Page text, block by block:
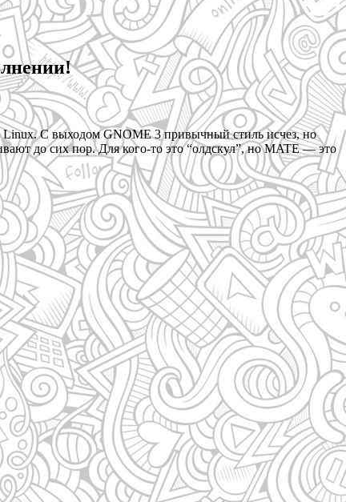
Linux. С выходом GNOME 3 привычный стиль исчез, но
до сих пор. Для кого-то это “олдскул”, но MATE — это